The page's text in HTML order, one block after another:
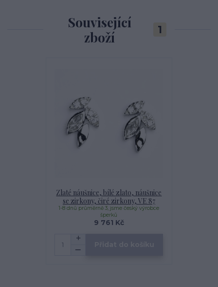
Související
zboží
1
Zlaté náušnice, bílé zlato, náušnice
se zirkony, čiré zirkony, VE 87
9 761 Kč
1-8 dnů průměrně 3, jsme český výrobce
šperků